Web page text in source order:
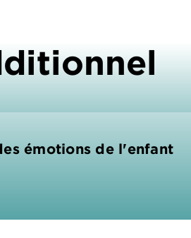
émotions de l'enfant